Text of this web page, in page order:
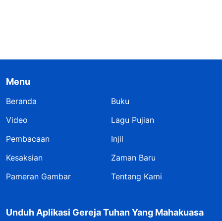
Menu
Beranda
Buku
Video
Lagu Pujian
Pembacaan
Injil
Kesaksian
Zaman Baru
Pameran Gambar
Tentang Kami
Unduh Aplikasi Gereja Tuhan Yang Mahakuasa